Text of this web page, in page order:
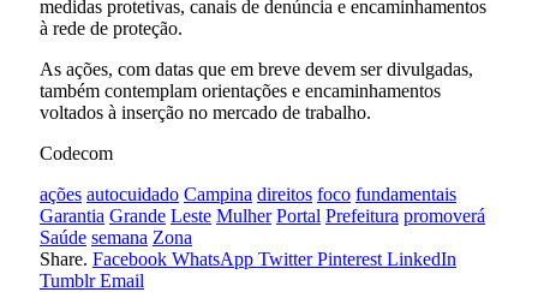
medidas protetivas, canais de denúncia e encaminhamentos
à rede de proteção.
As ações, com datas que em breve devem ser divulgadas,
também contemplam orientações e encaminhamentos
voltados à inserção no mercado de trabalho.
Codecom
ações autocuidado Campina direitos foco fundamentais
Garantia Grande Leste Mulher Portal Prefeitura promoverá
Saúde semana Zona
Share. Facebook WhatsApp Twitter Pinterest LinkedIn
Tumblr Email